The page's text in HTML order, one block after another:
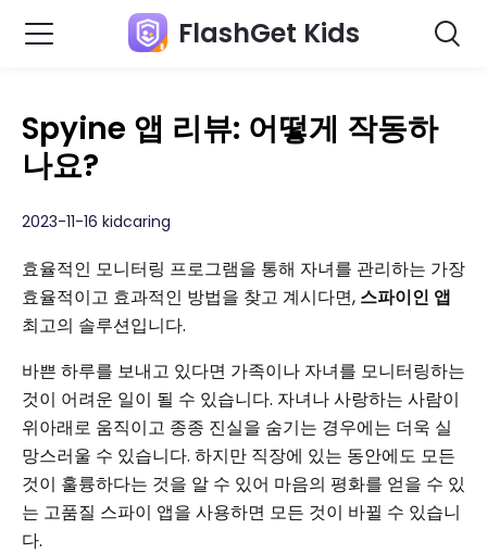
FlashGet Kids
Spyine 앱 리뷰: 어떻게 작동하
나요?
2023-11-16 kidcaring
효율적인 모니터링 프로그램을 통해 자녀를 관리하는 가장
효율적이고 효과적인 방법을 찾고 계시다면, 스파이인 앱
최고의 솔루션입니다.
바쁜 하루를 보내고 있다면 가족이나 자녀를 모니터링하는
것이 어려운 일이 될 수 있습니다. 자녀나 사랑하는 사람이
위아래로 움직이고 종종 진실을 숨기는 경우에는 더욱 실
망스러울 수 있습니다. 하지만 직장에 있는 동안에도 모든
것이 훌륭하다는 것을 알 수 있어 마음의 평화를 얻을 수 있
는 고품질 스파이 앱을 사용하면 모든 것이 바뀔 수 있습니
다.